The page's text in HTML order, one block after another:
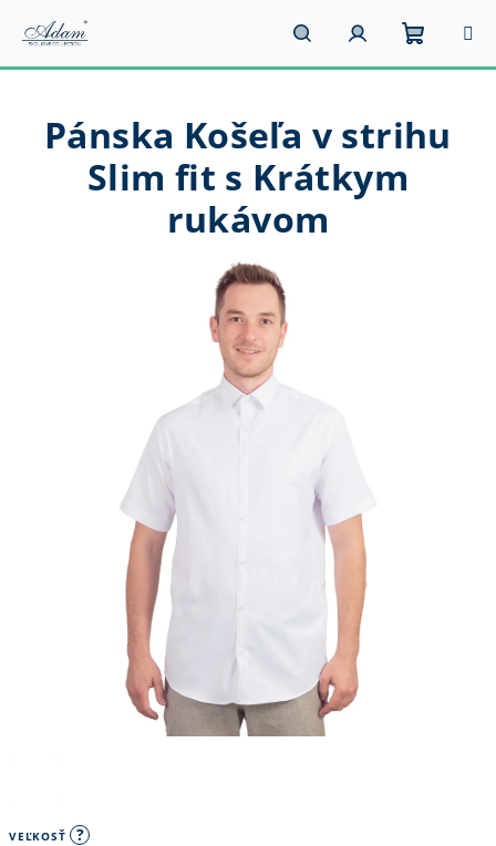
obsah
HľadaťPrihlásenie
košík
VEĽKOSŤ ?
Pánska Košeľa v strihu
Slim fit s Krátkym
rukávom